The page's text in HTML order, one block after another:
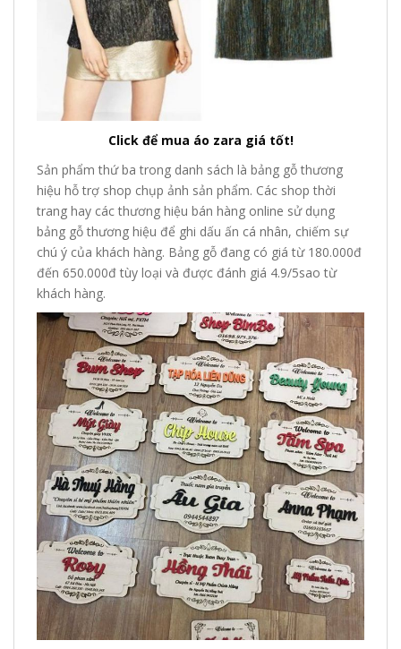
Click để mua áo zara giá tốt!
Sản phẩm thứ ba trong danh sách là bảng gỗ thương
hiệu hỗ trợ shop chụp ảnh sản phẩm. Các shop thời
trang hay các thương hiệu bán hàng online sử dụng
bảng gỗ thương hiệu để ghi dấu ấn cá nhân, chiếm sự
chú ý của khách hàng. Bảng gỗ đang có giá từ 180.000đ
đến 650.000đ tùy loại và được đánh giá 4.9/5sao từ
khách hàng.